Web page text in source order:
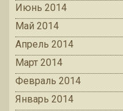
Июнь 2014
Май 2014
Апрель 2014
Март 2014
Февраль 2014
Январь 2014